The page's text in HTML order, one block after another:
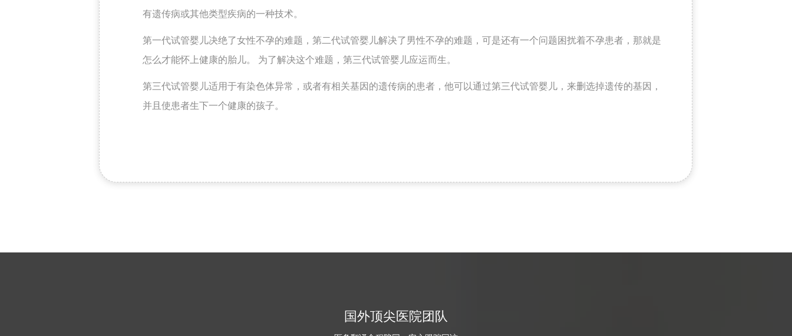
有遗传病或其他类型疾病的一种技术。
第一代试管婴儿决绝了女性不孕的难题，第二代试管婴儿解决了男性不孕的难题，可是还有一个问题困扰着不孕患者，那就是
怎么才能怀上健康的胎儿。 为了解决这个难题，第三代试管婴儿应运而生。
第三代试管婴儿适用于有染色体异常，或者有相关基因的遗传病的患者，他可以通过第三代试管婴儿，来删选掉遗传的基因，
并且使患者生下一个健康的孩子。
国外顶尖医院团队